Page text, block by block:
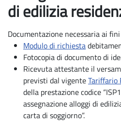
di edilizia
Documentazione necessaria ai
Modulo di richiesta
Fotocopia di documento di
Ricevuta attestante il
previsti dal vigenteTariffario
della prestazione codice
assegnazione alloggi di
carta di soggiorno”.